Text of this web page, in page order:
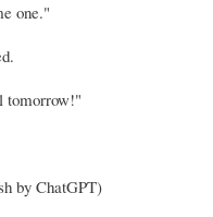
one."
tomorrow!"
by ChatGPT)